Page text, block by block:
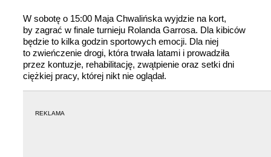
W sobotę o 15:00 Maja Chwalińska wyjdzie na kort,
by zagrać w finale turnieju Rolanda Garrosa. Dla kibiców
będzie to kilka godzin sportowych emocji. Dla niej
to zwieńczenie drogi, która trwała latami i prowadziła
przez kontuzje, rehabilitację, zwątpienie oraz setki dni
ciężkiej pracy, której nikt nie oglądał.
REKLAMA